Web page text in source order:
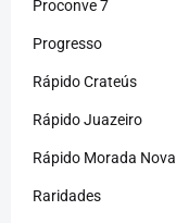
Proconve 7
Progresso
Rápido Crateús
Rápido Juazeiro
Rápido Morada Nova
Raridades